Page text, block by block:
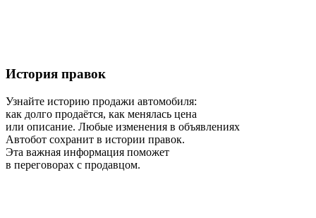
История правок
Узнайте историю продажи автомобиля:
как долго продаётся, как менялась цена
или описание. Любые изменения в объявлениях
Автобот сохранит в истории правок.
Эта важная информация поможет
в переговорах с продавцом.